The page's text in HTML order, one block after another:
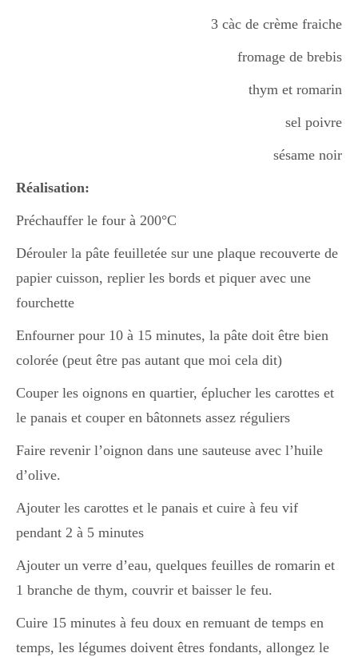
3 càc de crème fraiche
fromage de brebis
thym et romarin
sel poivre
sésame noir
Réalisation:
Préchauffer le four à 200°C
Dérouler la pâte feuilletée sur une plaque recouverte de
papier cuisson, replier les bords et piquer avec une
fourchette
Enfourner pour 10 à 15 minutes, la pâte doit être bien
colorée (peut être pas autant que moi cela dit)
Couper les oignons en quartier, éplucher les carottes et
le panais et couper en bâtonnets assez réguliers
Faire revenir l’oignon dans une sauteuse avec l’huile
d’olive.
Ajouter les carottes et le panais et cuire à feu vif
pendant 2 à 5 minutes
Ajouter un verre d’eau, quelques feuilles de romarin et
1 branche de thym, couvrir et baisser le feu.
Cuire 15 minutes à feu doux en remuant de temps en
temps, les légumes doivent êtres fondants, allongez le